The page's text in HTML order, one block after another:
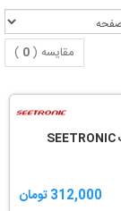
مقایسه (0
)
کانکتور XLR سیترونیک SEETRONIC
312,000 تومان